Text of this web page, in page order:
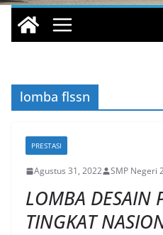
lomba flssn
PRESTASI
Agustus 31, 2022 SMP Negeri
LOMBA DESAIN
TINGKAT